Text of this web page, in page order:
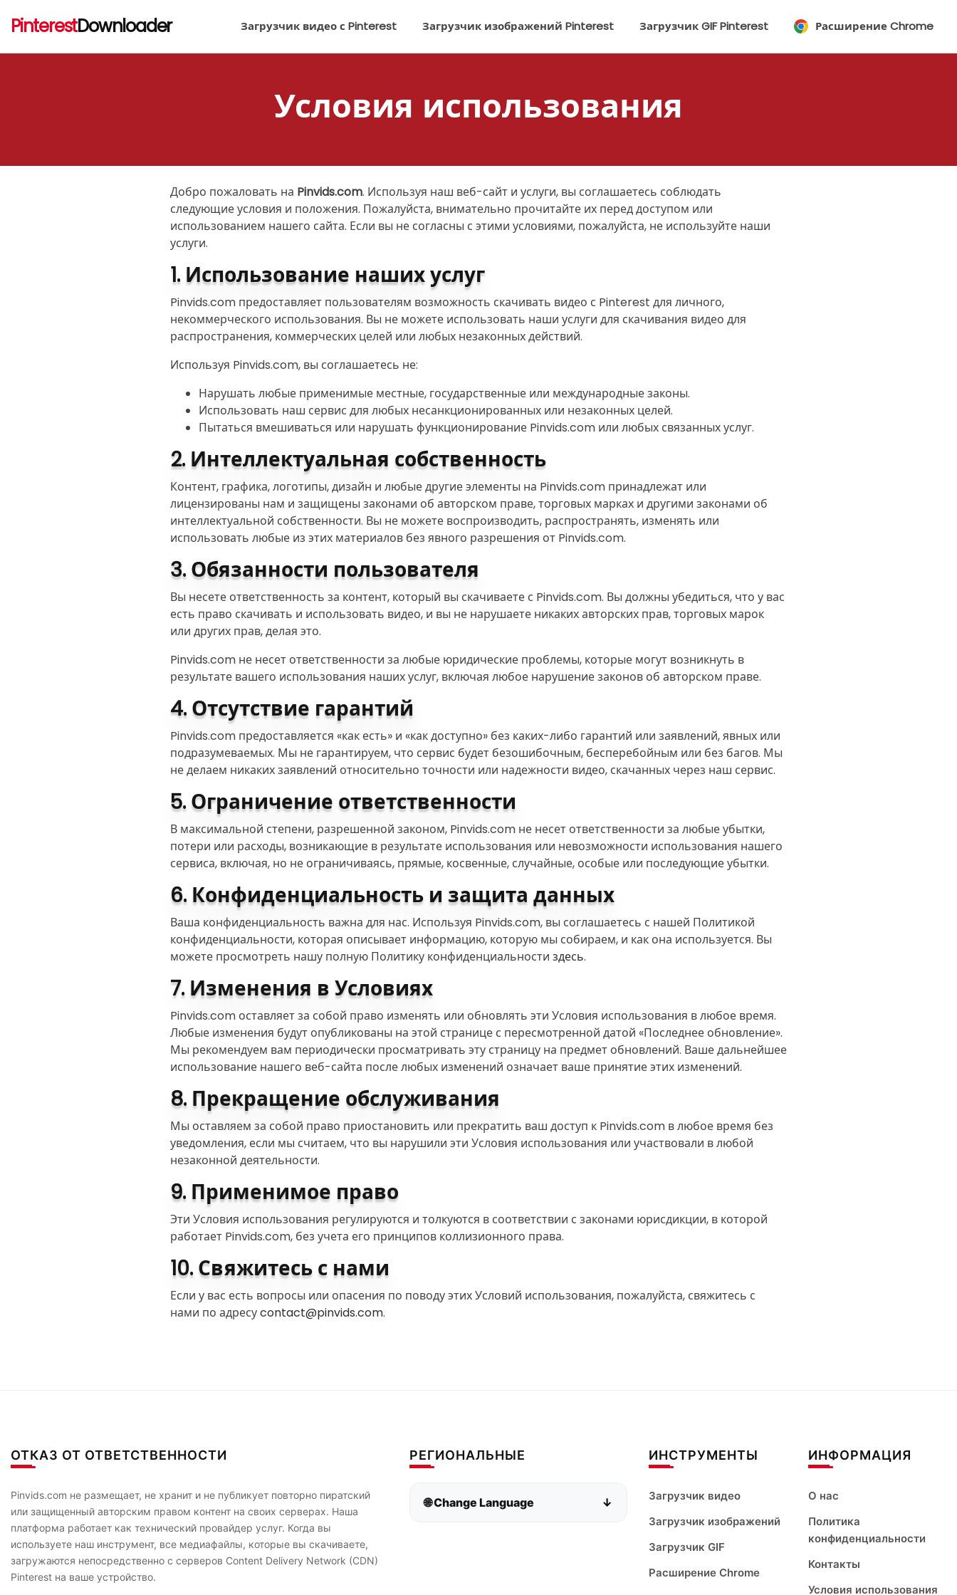
PinterestDownloader Загрузчик видео с Pinterest Загрузчик изображений Pinterest Загрузчик GIF Pinterest Расширение Chrome
Условия использования
Добро пожаловать на Pinvids.com. Используя наш веб-сайт и услуги, вы соглашаетесь соблюдать
следующие условия и положения. Пожалуйста, внимательно прочитайте их перед доступом или
использованием нашего сайта. Если вы не согласны с этими условиями, пожалуйста, не используйте наши
услуги.
1. Использование наших услуг
Pinvids.com предоставляет пользователям возможность скачивать видео с Pinterest для личного,
некоммерческого использования. Вы не можете использовать наши услуги для скачивания видео для
распространения, коммерческих целей или любых незаконных действий.
Используя Pinvids.com, вы соглашаетесь не:
Нарушать любые применимые местные, государственные или международные законы.
Использовать наш сервис для любых несанкционированных или незаконных целей.
Пытаться вмешиваться или нарушать функционирование Pinvids.com или любых связанных услуг.
2. Интеллектуальная собственность
Контент, графика, логотипы, дизайн и любые другие элементы на Pinvids.com принадлежат или
лицензированы нам и защищены законами об авторском праве, торговых марках и другими законами об
интеллектуальной собственности. Вы не можете воспроизводить, распространять, изменять или
использовать любые из этих материалов без явного разрешения от Pinvids.com.
3. Обязанности пользователя
Вы несете ответственность за контент, который вы скачиваете с Pinvids.com. Вы должны убедиться, что у вас
есть право скачивать и использовать видео, и вы не нарушаете никаких авторских прав, торговых марок
или других прав, делая это.
Pinvids.com не несет ответственности за любые юридические проблемы, которые могут возникнуть в
результате вашего использования наших услуг, включая любое нарушение законов об авторском праве.
4. Отсутствие гарантий
Pinvids.com предоставляется «как есть» и «как доступно» без каких-либо гарантий или заявлений, явных или
подразумеваемых. Мы не гарантируем, что сервис будет безошибочным, бесперебойным или без багов. Мы
не делаем никаких заявлений относительно точности или надежности видео, скачанных через наш сервис.
5. Ограничение ответственности
В максимальной степени, разрешенной законом, Pinvids.com не несет ответственности за любые убытки,
потери или расходы, возникающие в результате использования или невозможности использования нашего
сервиса, включая, но не ограничиваясь, прямые, косвенные, случайные, особые или последующие убытки.
6. Конфиденциальность и защита данных
Ваша конфиденциальность важна для нас. Используя Pinvids.com, вы соглашаетесь с нашей Политикой
конфиденциальности, которая описывает информацию, которую мы собираем, и как она используется. Вы
можете просмотреть нашу полную Политику конфиденциальности здесь.
7. Изменения в Условиях
Pinvids.com оставляет за собой право изменять или обновлять эти Условия использования в любое время.
Любые изменения будут опубликованы на этой странице с пересмотренной датой «Последнее обновление».
Мы рекомендуем вам периодически просматривать эту страницу на предмет обновлений. Ваше дальнейшее
использование нашего веб-сайта после любых изменений означает ваше принятие этих изменений.
8. Прекращение обслуживания
Мы оставляем за собой право приостановить или прекратить ваш доступ к Pinvids.com в любое время без
уведомления, если мы считаем, что вы нарушили эти Условия использования или участвовали в любой
незаконной деятельности.
9. Применимое право
Эти Условия использования регулируются и толкуются в соответствии с законами юрисдикции, в которой
работает Pinvids.com, без учета его принципов коллизионного права.
10. Свяжитесь с нами
Если у вас есть вопросы или опасения по поводу этих Условий использования, пожалуйста, свяжитесь с
нами по адресуcontact@pinvids.com.
ОТКАЗ ОТ ОТВЕТСТВЕННОСТИ
Pinvids.com не размещает, не хранит и не публикует повторно пиратский
или защищенный авторским правом контент на своих серверах. Наша
платформа работает как технический провайдер услуг. Когда вы
используете наш инструмент, все медиафайлы, которые вы скачиваете,
загружаются непосредственно с серверов Content Delivery Network (CDN)
Pinterest на ваше устройство.
РЕГИОНАЛЬНЫЕ
🌐 Change Language ↓
ИНСТРУМЕНТЫ
Загрузчик видео
Загрузчик изображений
Загрузчик GIF
Расширение Chrome
ИНФОРМАЦИЯ
О нас
Политика
конфиденциальности
Контакты
Условия использования